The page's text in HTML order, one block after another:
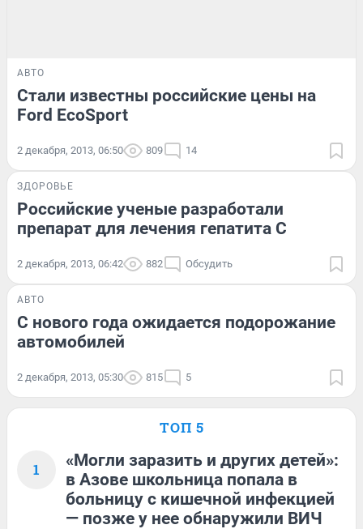
АВТО
Стали известны российские цены на
Ford EcoSport
2 декабря, 2013, 06:50 809 14
ЗДОРОВЬЕ
Российские ученые разработали
препарат для лечения гепатита С
2 декабря, 2013, 06:42 882 Обсудить
АВТО
С нового года ожидается подорожание
автомобилей
2 декабря, 2013, 05:30 815 5
ТОП 5
1
«Могли заразить и других детей»:
в Азове школьница попала в
больницу с кишечной инфекцией
— позже у нее обнаружили ВИЧ